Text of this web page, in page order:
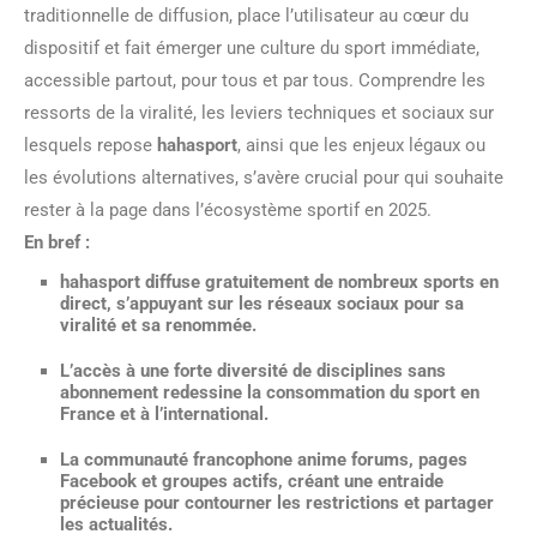
traditionnelle de diffusion, place l’utilisateur au cœur du
dispositif et fait émerger une culture du sport immédiate,
accessible partout, pour tous et par tous. Comprendre les
ressorts de la viralité, les leviers techniques et sociaux sur
lesquels repose hahasport, ainsi que les enjeux légaux ou
les évolutions alternatives, s’avère crucial pour qui souhaite
rester à la page dans l’écosystème sportif en 2025.
En bref :
hahasport diffuse gratuitement de nombreux sports en
direct, s’appuyant sur les réseaux sociaux pour sa
viralité et sa renommée.
L’accès à une forte diversité de disciplines sans
abonnement redessine la consommation du sport en
France et à l’international.
La communauté francophone anime forums, pages
Facebook et groupes actifs, créant une entraide
précieuse pour contourner les restrictions et partager
les actualités.